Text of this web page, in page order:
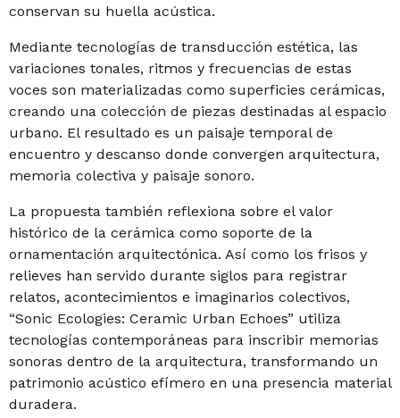
conservan su huella acústica.
Mediante tecnologías de transducción estética, las
variaciones tonales, ritmos y frecuencias de estas
voces son materializadas como superficies cerámicas,
creando una colección de piezas destinadas al espacio
urbano. El resultado es un paisaje temporal de
encuentro y descanso donde convergen arquitectura,
memoria colectiva y paisaje sonoro.
La propuesta también reflexiona sobre el valor
histórico de la cerámica como soporte de la
ornamentación arquitectónica. Así como los frisos y
relieves han servido durante siglos para registrar
relatos, acontecimientos e imaginarios colectivos,
“Sonic Ecologies: Ceramic Urban Echoes” utiliza
tecnologías contemporáneas para inscribir memorias
sonoras dentro de la arquitectura, transformando un
patrimonio acústico efímero en una presencia material
duradera.